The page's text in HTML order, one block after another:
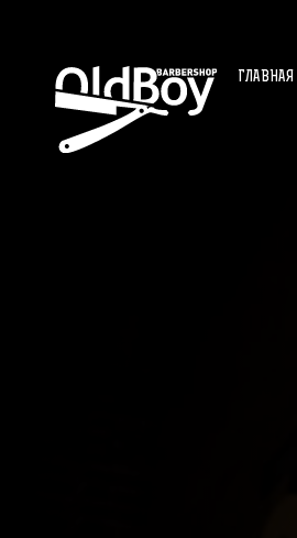
ГЛАВНАЯ